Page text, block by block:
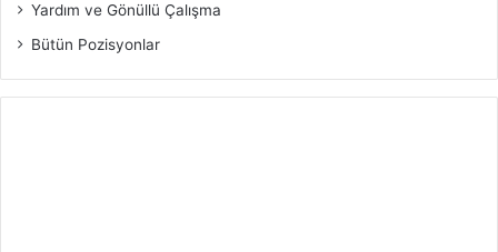
Yardım ve Gönüllü Çalışma
Bütün Pozisyonlar